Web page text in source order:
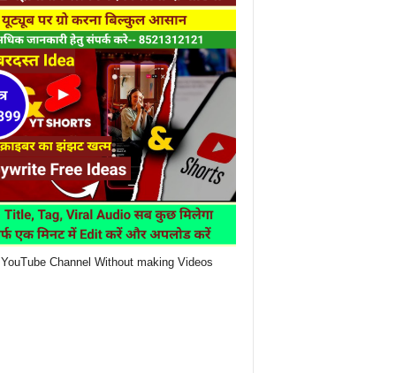
Channel Without making Videos